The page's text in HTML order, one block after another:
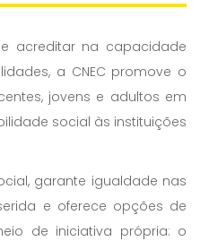
acreditar na capacidade
a CNEC promove o
jovens e adultos em
social às instituições
garante igualdade nas
e oferece opções de
de iniciativa própria: o